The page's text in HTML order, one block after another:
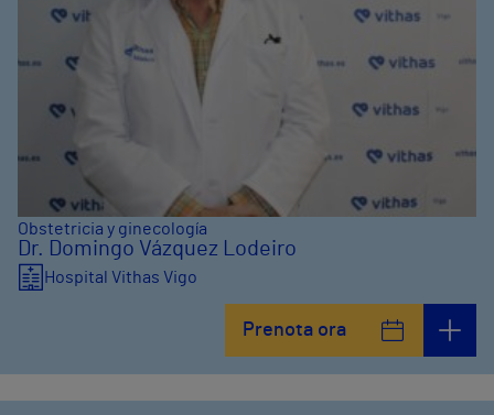
Obstetricia y ginecología
Dr. Domingo Vázquez Lodeiro
Hospital Vithas Vigo
Prenota ora